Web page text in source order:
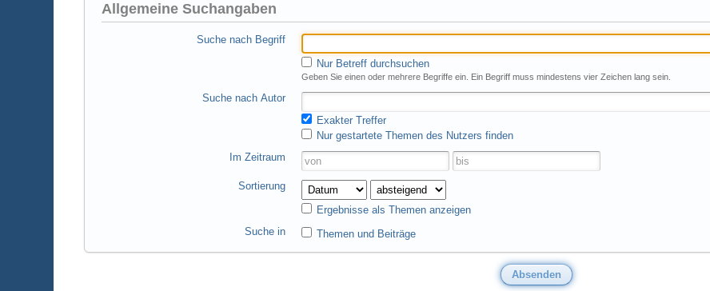
Allgemeine Suchangaben
Suche nach Begriff
Nur Betreff durchsuchen
Geben Sie einen oder mehrere Begriffe ein. Ein Begriff muss mindestens vier Zeichen lang sein.
Suche nach Autor
Exakter Treffer
Nur gestartete Themen des Nutzers finden
Im Zeitraum
Sortierung
Ergebnisse als Themen anzeigen
Suche in
Themen und Beiträge